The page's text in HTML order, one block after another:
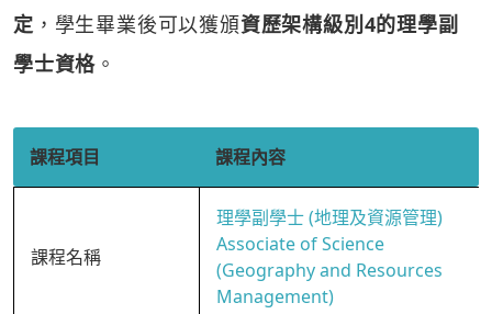
定 ，學生畢業後可以獲頒資歷架構級別4的理學副
學士資格 。
課程項目 課程內容
課程名稱
理學副學士 (地理及資源管理)
Associate of Science
(Geography and Resources
Management)